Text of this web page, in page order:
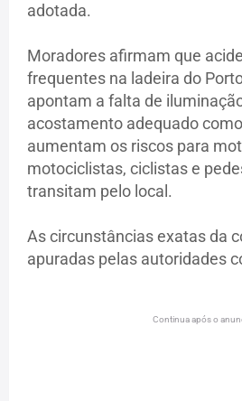
adotada.
Moradores afirmam que
frequentes na ladeira do
apontam a falta de
acostamento adequado
aumentam os riscos para
motociclistas, ciclistas e
transitam pelo local.
As circunstâncias exatas da
apuradas pelas autoridades
Continua após o